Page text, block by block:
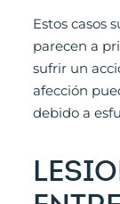
Estos casos
parecen a
sufrir un
afección
debido a